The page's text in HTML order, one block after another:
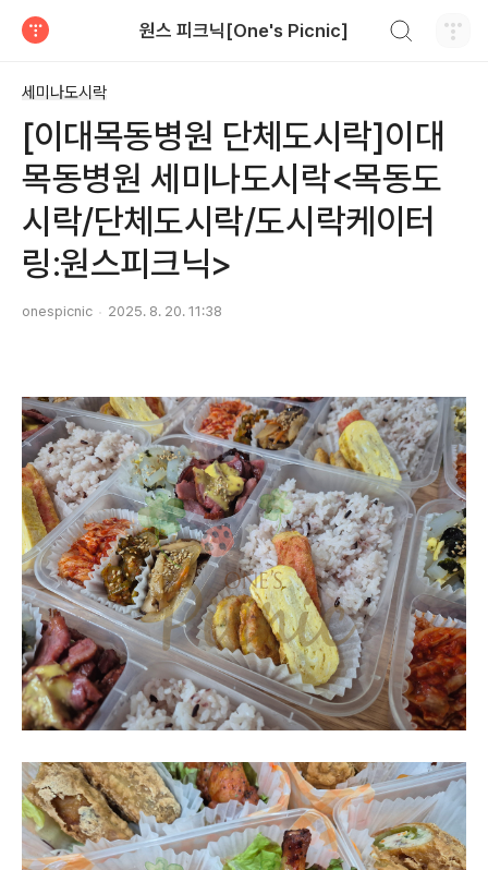
원스 피크닉[One's Picnic]
세미나도시락
[이대목동병원 단체도시락]이대
목동병원 세미나도시락<목동도
시락/단체도시락/도시락케이터
링:원스피크닉>
onespicnic 2025. 8. 20. 11:38